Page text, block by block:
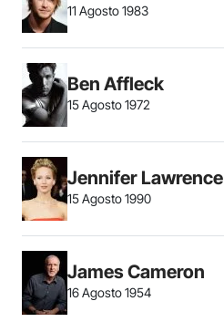
11 Agosto 1983
Ben Affleck
15 Agosto 1972
Jennifer Lawrence
15 Agosto 1990
James Cameron
16 Agosto 1954